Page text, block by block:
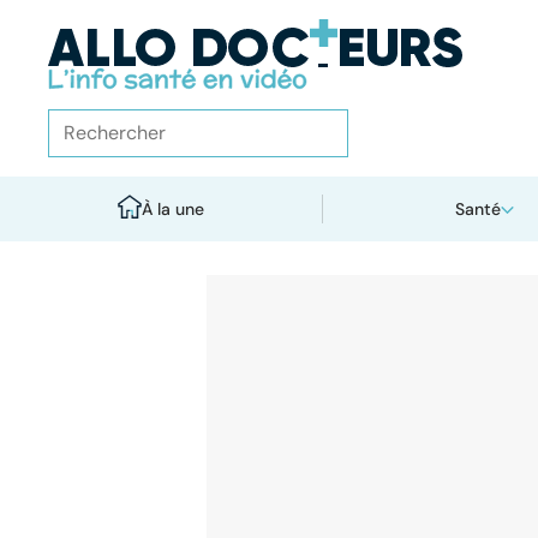
À la une Santé